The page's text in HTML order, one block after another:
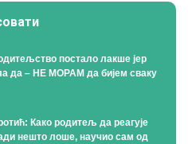
постало лакше јер
да – НЕ МОРАМ да бијем сваку
Како родитељ да реагује
нешто лоше, научио сам од